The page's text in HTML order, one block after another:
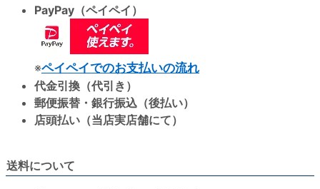
PayPay（ペイペイ）
※ペイペイでのお支払いの流れ
代金引換（代引き）
郵便振替・銀行振込（後払い）
店頭払い（当店実店舗にて）
送料について